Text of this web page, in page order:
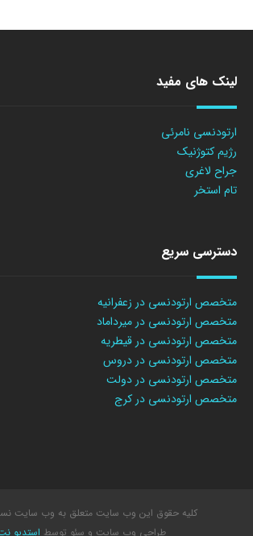
لینک های مفید
ارتودنسی نامرئی
رژیم کتوژنیک
جراح لاغری
تام استخر
دسترسی سریع
متخصص ارتودنسی در زعفرانیه
متخصص ارتودنسی در میرداماد
متخصص ارتودنسی در قیطریه
متخصص ارتودنسی در دروس
متخصص ارتودنسی در دولت
متخصص ارتودنسی در کرج
کلیه حقوق این وب سایت متعلق به وب سایت
طراحی وب سایت و سئو توسط استدیو نت